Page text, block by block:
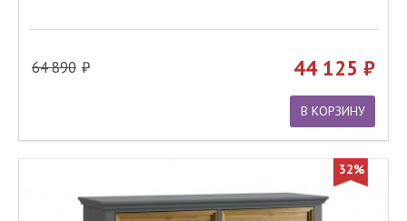
64 890 44 125
В КОРЗИНУ
32%